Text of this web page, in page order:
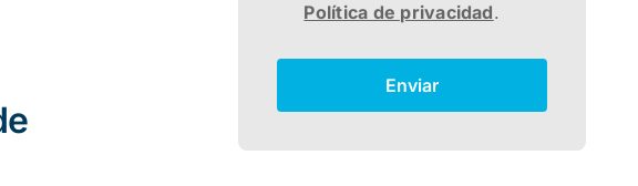
Política de privacidad.
Enviar